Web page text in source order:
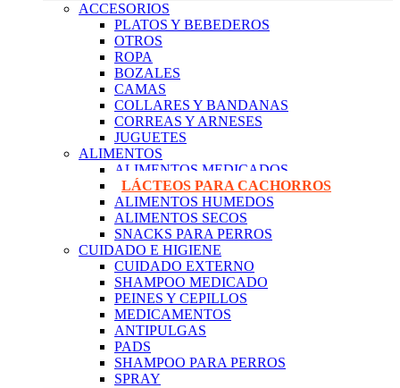
ACCESORIOS
PLATOS Y BEBEDEROS
OTROS
ROPA
BOZALES
CAMAS
COLLARES Y BANDANAS
CORREAS Y ARNESES
JUGUETES
ALIMENTOS
ALIMENTOS MEDICADOS
LÁCTEOS PARA CACHORROS
ALIMENTOS HUMEDOS
ALIMENTOS SECOS
SNACKS PARA PERROS
CUIDADO E HIGIENE
CUIDADO EXTERNO
SHAMPOO MEDICADO
PEINES Y CEPILLOS
MEDICAMENTOS
ANTIPULGAS
PADS
SHAMPOO PARA PERROS
SPRAY